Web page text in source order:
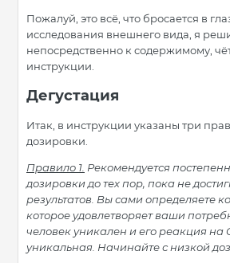
Пожалуй, это всё, что бросается в
исследования внешнего вида, я
непосредственно к содержимому,
инструкции.
Дегустация
Итак, в инструкции указаны три
дозировки.
Правило 1. Рекомендуется
дозировки до тех пор, пока не
результатов. Вы сами определяете
которое удовлетворяет ваши
человек уникален и его реакция на
уникальная. Начинайте с низкой